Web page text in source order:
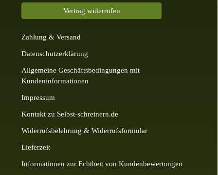
Vertrag widerrufen
Zahlung & Versand
Datenschutzerklärung
Allgemeine Geschäftsbedingungen mit
Kundeninformationen
Impressum
Kontakt zu Selbst-schreinern.de
Widerrufsbelehrung & Widerrufsformular
Lieferzeit
Informationen zur Echtheit von Kundenbewertungen